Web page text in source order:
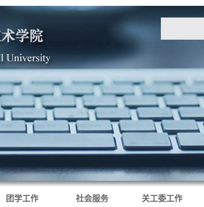
团学工作 社会服务 关工委工作